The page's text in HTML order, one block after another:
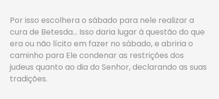
Por isso escolhera o sábado para nele realizar a
cura de Betesda… Isso daria lugar à questão do que
era ou não lícito em fazer no sábado, e abriria o
caminho para Ele condenar as restrições dos
judeus quanto ao dia do Senhor, declarando as suas
tradições.